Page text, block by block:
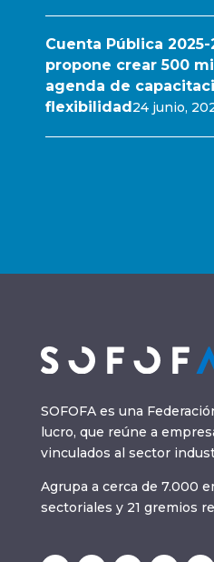
Cuenta Pública 2025-
propone crear 500
agenda de
flexibilidad24 junio,
SOFOFA es una
lucro, que reúne a
vinculados al sector
Agrupa a cerca de 7.000
sectoriales y 21 gremios